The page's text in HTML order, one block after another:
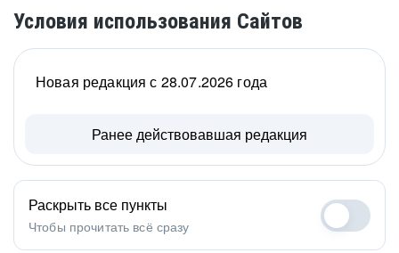
Условия использования Сайтов
Новая редакция с 28.07.2026 года
Ранее действовавшая редакция
Раскрыть все пункты
Чтобы прочитать всё сразу